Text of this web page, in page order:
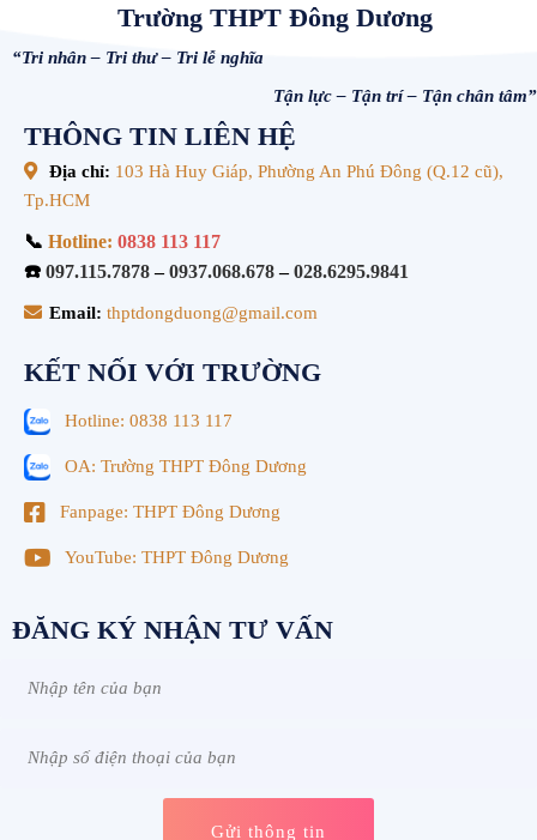
Trường THPT Đông Dương
“Tri nhân – Tri thư – Tri lễ nghĩa
Tận lực – Tận trí – Tận chân tâm”
THÔNG TIN LIÊN HỆ
Địa chỉ: 103 Hà Huy Giáp, Phường An Phú Đông (Q.12 cũ),
Tp.HCM
📞 Hotline: 0838 113 117
☎️ 097.115.7878–0937.068.678–028.6295.9841
Email: thptdongduong@gmail.com
KẾT NỐI VỚI TRƯỜNG
Hotline: 0838 113 117
OA: Trường THPT Đông Dương
Fanpage: THPT Đông Dương
YouTube: THPT Đông Dương
ĐĂNG KÝ NHẬN TƯ VẤN